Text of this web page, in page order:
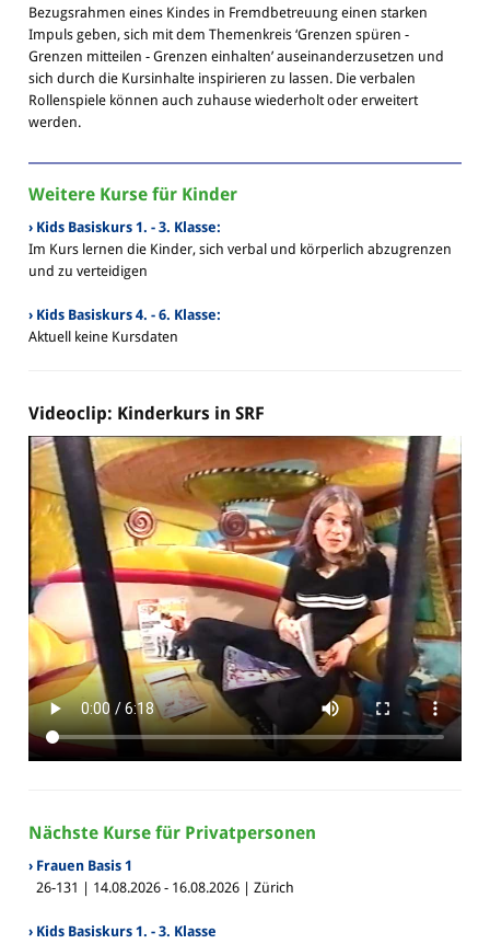
Bezugsrahmen eines Kindes in Fremdbetreuung einen starken
Impuls geben, sich mit dem Themenkreis ‘Grenzen spüren -
Grenzen mitteilen - Grenzen einhalten’ auseinanderzusetzen und
sich durch die Kursinhalte inspirieren zu lassen. Die verbalen
Rollenspiele können auch zuhause wiederholt oder erweitert
werden.
Weitere Kurse für Kinder
› Kids Basiskurs 1. - 3. Klasse:
Im Kurs lernen die Kinder, sich verbal und körperlich abzugrenzen
und zu verteidigen
› Kids Basiskurs 4. - 6. Klasse:
Aktuell keine Kursdaten
Videoclip: Kinderkurs in SRF
Nächste Kurse für Privatpersonen
› Frauen Basis 1
26-131 | 14.08.2026 - 16.08.2026 | Zürich
› Kids Basiskurs 1. - 3. Klasse